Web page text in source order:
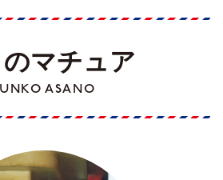
マチュア
ASANO